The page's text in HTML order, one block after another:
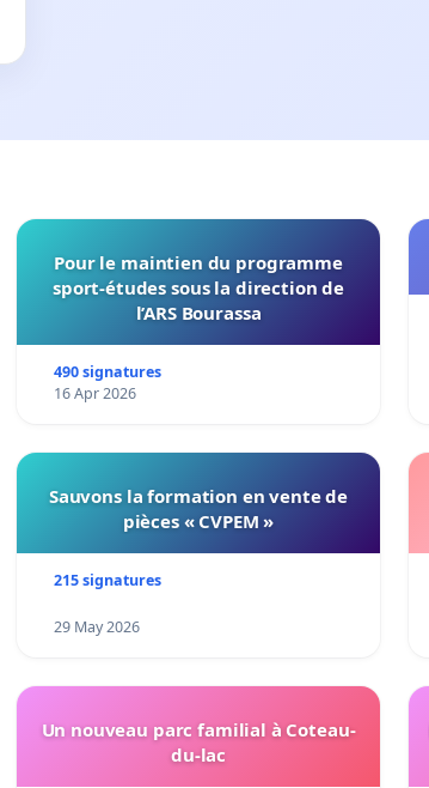
Pour le maintien du programme
sport-études sous la direction de
l’ARS Bourassa
490 signatures
16 Apr 2026
Sauvons la formation en vente de
pièces « CVPEM »
215 signatures
29 May 2026
Un nouveau parc familial à Coteau-
du-lac